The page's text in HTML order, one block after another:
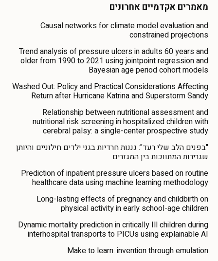
מאמרים אקדמיים אחרונים
Causal networks for climate model evaluation and
constrained projections
Trend analysis of pressure ulcers in adults 60 years and
older from 1990 to 2021 using jointpoint regression and
Bayesian age period cohort models
Washed Out: Policy and Practical Considerations Affecting
Return after Hurricane Katrina and Superstorm Sandy
Relationship between nutritional assessment and
nutritional risk screening in hospitalized children with
cerebral palsy: a single-center prospective study
"בפנים הלב שלי רעד": גננות חרדיות בגני ילדים חילוניים והיותן
שגרירות המתווכות בין המגזרים
Prediction of inpatient pressure ulcers based on routine
healthcare data using machine learning methodology
Long-lasting effects of pregnancy and childbirth on
physical activity in early school-age children
Dynamic mortality prediction in critically Ill children during
interhospital transports to PICUs using explainable AI
Make to learn: invention through emulation